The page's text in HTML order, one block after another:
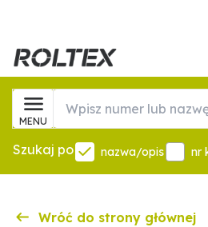
MENU
Szukaj po nazwa/opis nr
Wróć do strony głównej